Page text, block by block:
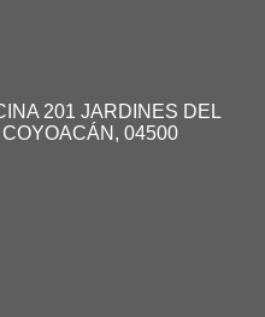
201 JARDINES DEL
04500